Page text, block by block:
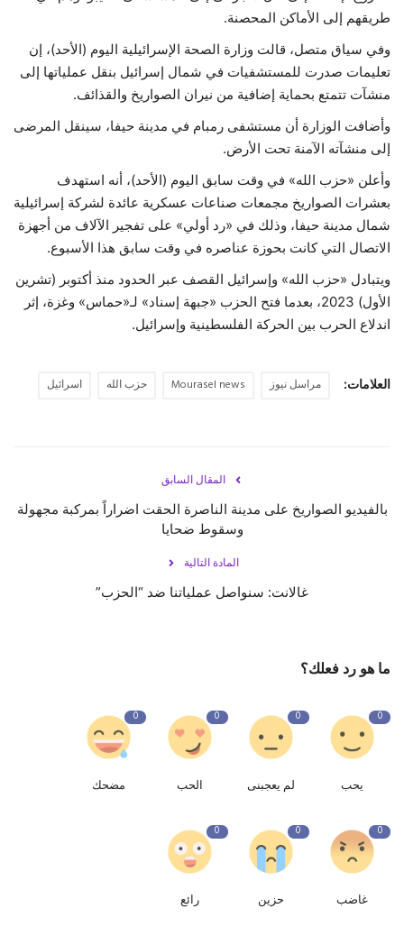
طريقهم إلى الأماكن المحصنة.
وفي سياق متصل، قالت وزارة الصحة الإسرائيلية اليوم (الأحد)، إن
تعليمات صدرت للمستشفيات في شمال إسرائيل بنقل عملياتها إلى
منشآت تتمتع بحماية إضافية من نيران الصواريخ والقذائف.
وأضافت الوزارة أن مستشفى رمبام في مدينة حيفا، سينقل المرضى
إلى منشآته الآمنة تحت الأرض.
وأعلن «حزب الله» في وقت سابق اليوم (الأحد)، أنه استهدف
بعشرات الصواريخ مجمعات صناعات عسكرية عائدة لشركة إسرائيلية
شمال مدينة حيفا، وذلك في «رد أولي» على تفجير الآلاف من أجهزة
الاتصال التي كانت بحوزة عناصره في وقت سابق هذا الأسبوع.
ويتبادل «حزب الله» وإسرائيل القصف عبر الحدود منذ أكتوبر (تشرين
الأول) 2023، بعدما فتح الحزب «جبهة إسناد» لـ«حماس» وغزة، إثر
اندلاع الحرب بين الحركة الفلسطينية وإسرائيل.
العلامات: مراسل نيوز Mourasel news حزب الله اسرائيل
المقال السابق
بالفيديو الصواريخ على مدينة الناصرة الحقت اضراراً بمركبة مجهولة
وسقوط ضحايا
المادة التالية
غالانت: سنواصل عملياتنا ضد “الحزب”
ما هو رد فعلك؟
0
يحب
0
لم يعجبنى
0
الحب
0
مضحك
0
غاضب
0
حزين
0
رائع